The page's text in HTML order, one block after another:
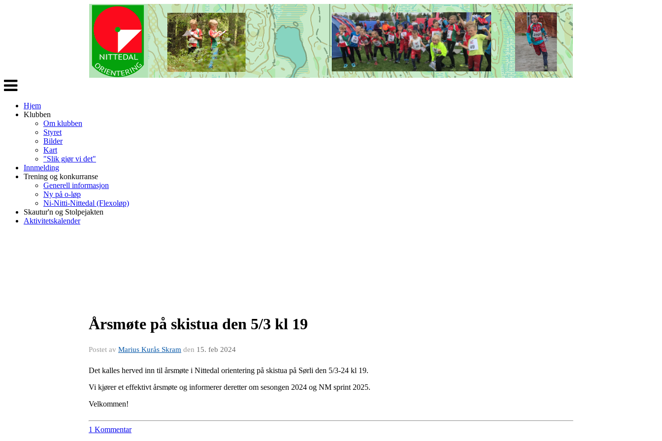
Veksle
navigasjon
Hjem
Klubben
Om klubben
Styret
Bilder
Kart
"Slik gjør vi det"
Innmelding
Trening og konkurranse
Generell informasjon
Ny på o-løp
Ni-Nitti-Nittedal (Flexoløp)
Skautur'n og Stolpejakten
Aktivitetskalender
Årsmøte på skistua den 5/3 kl 19
Postet av Marius Kurås Skram den 15. feb 2024
Det kalles herved inn til årsmøte i Nittedal orientering på skistua på Sørli den 5/3-24 kl 19.
Vi kjører et effektivt årsmøte og informerer deretter om sesongen 2024 og NM sprint 2025.
Velkommen!
1 Kommentar